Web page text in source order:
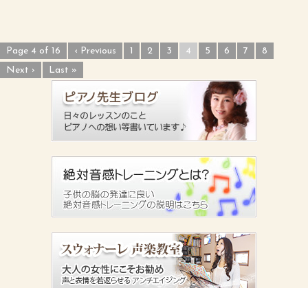
Page 4 of 16 ‹ Previous 1 2 3 4 5 6 7
8
Next ›
Last »